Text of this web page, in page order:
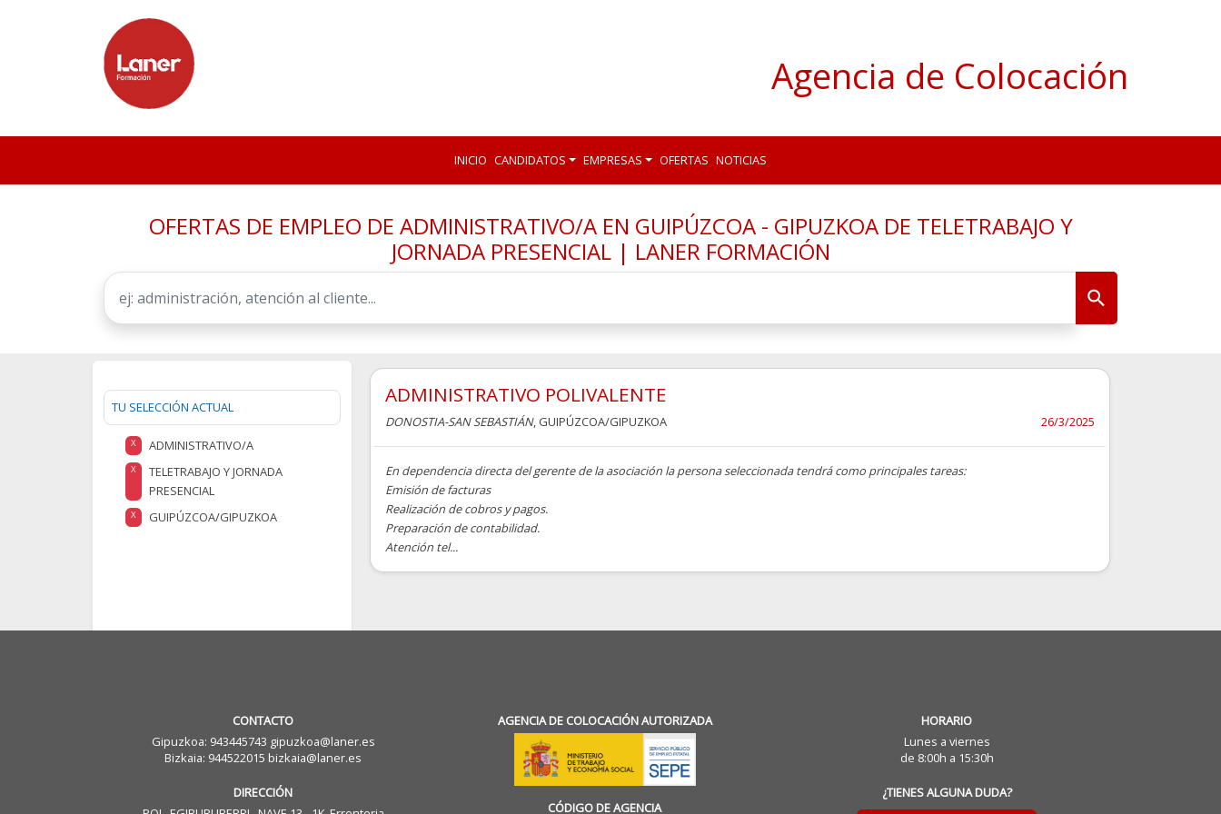
Agencia de Colocación
INICIO CANDIDATOS EMPRESAS OFERTAS NOTICIAS
OFERTAS DE EMPLEO DE ADMINISTRATIVO/A EN GUIPÚZCOA - GIPUZKOA DE TELETRABAJO Y
JORNADA PRESENCIAL | LANER FORMACIÓN
TU SELECCIÓN ACTUAL
X ADMINISTRATIVO/A
X
TELETRABAJO Y JORNADA
PRESENCIAL
X GUIPÚZCOA/GIPUZKOA
ADMINISTRATIVO POLIVALENTE
DONOSTIA-SAN SEBASTIÁN, GUIPÚZCOA/GIPUZKOA 26/3/2025
En dependencia directa del gerente de la asociación la persona seleccionada tendrá como principales tareas:
Emisión de facturas
Realización de cobros y pagos.
Preparación de contabilidad.
Atención tel...
CONTACTO
Gipuzkoa: 943445743 gipuzkoa@laner.es
Bizkaia: 944522015 bizkaia@laner.es
DIRECCIÓN
AGENCIA DE COLOCACIÓN AUTORIZADA
CÓDIGO DE AGENCIA
HORARIO
Lunes a viernes
de 8:00h a 15:30h
¿TIENES ALGUNA DUDA?